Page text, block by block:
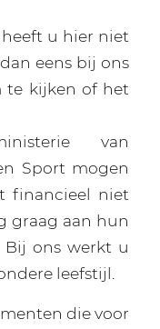
u hier niet
eens bij ons
te kijken of het
van
Sport mogen
financieel niet
graag aan hun
Bij ons werkt u
leefstijl.
die voor